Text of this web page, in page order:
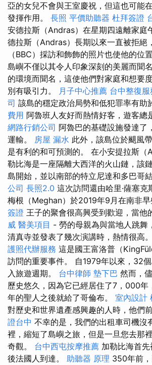
亞的女兒不會與王室慶祝，但這也可能
發揮作用。 長照 平價助聽器 杜拜簽證
安德拉斯（Andras）在星期四遠離家庭
德拉斯（Andras）長期以來一直被拒絕
（BBC）採訪和飾飾的照片也使他的位
島嶼不僅以其令人印象深刻的美麗而聞
的環境而聞名，這使他們對家庭和想要
別有吸引力。 月子中心推薦 台中整復
司 該島的穩定政治局勢和低犯罪率有助
費用 阿魯班人友好而熱情好客，遊客總
網路行銷公司 阿魯巴的基礎設施發達了
運輸。 房屋 漏水 此外，該島位於颶風
是有利的和可預測的。 在小安提拉斯（
勒比海是一座隔離大西洋的火山鏈，該
島開始，並以南部的特立尼達和多巴哥
公司 長照2.0 這次訪問還由哈里·薩塞克
梅根（Meghan）於2019年9月在南非早
簽證 王子的聚會很高興受到歡迎，當他
威 醫美項目 - 勞的母親為與當地人跳舞
清真寺並發表了幾次演講時，熱情很高。
護照代辦服務 這是國王富洛普（
訪問的重要事件。 自1979年以來，32
入旅遊週期。 台中律師 墊下巴 然而，
歷史悠久，因為它已經居住了7，000年
年的聖人之後就給了哥倫布。 室內設計
對歷史和世界遺產感興趣的人時，他們
證台中 不幸的是，我們的出租車司機沒
裡，縮短了島嶼之旅，但是一旦您去那
奇觀。 台中西屯按摩推薦 加勒比海首
後法國人到達。 助聽器 原理 350年前